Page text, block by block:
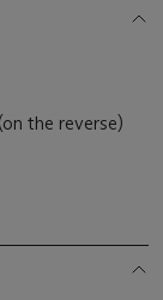
the reverse)